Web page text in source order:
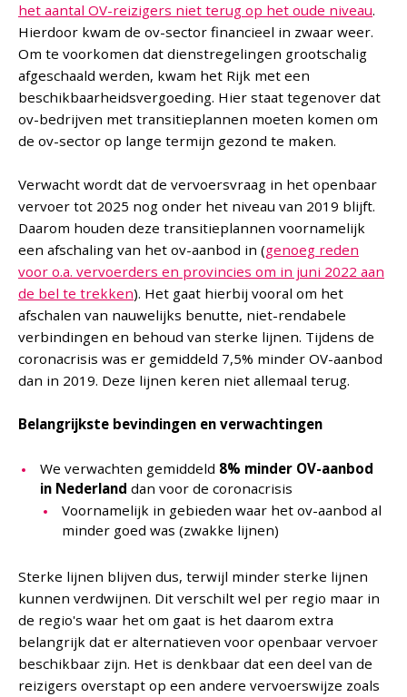
het aantal OV-reizigers niet terug op het oude niveau.
Hierdoor kwam de ov-sector financieel in zwaar weer.
Om te voorkomen dat dienstregelingen grootschalig
afgeschaald werden, kwam het Rijk met een
beschikbaarheidsvergoeding. Hier staat tegenover dat
ov-bedrijven met transitieplannen moeten komen om
de ov-sector op lange termijn gezond te maken.
Verwacht wordt dat de vervoersvraag in het openbaar
vervoer tot 2025 nog onder het niveau van 2019 blijft.
Daarom houden deze transitieplannen voornamelijk
een afschaling van het ov-aanbod in (genoeg reden
voor o.a. vervoerders en provincies om in juni 2022 aan
de bel te trekken). Het gaat hierbij vooral om het
afschalen van nauwelijks benutte, niet-rendabele
verbindingen en behoud van sterke lijnen. Tijdens de
coronacrisis was er gemiddeld 7,5% minder OV-aanbod
dan in 2019. Deze lijnen keren niet allemaal terug.
Belangrijkste bevindingen en verwachtingen
We verwachten gemiddeld 8% minder OV-aanbod
in Nederland dan voor de coronacrisis
Voornamelijk in gebieden waar het ov-aanbod al
minder goed was (zwakke lijnen)
Sterke lijnen blijven dus, terwijl minder sterke lijnen
kunnen verdwijnen. Dit verschilt wel per regio maar in
de regio's waar het om gaat is het daarom extra
belangrijk dat er alternatieven voor openbaar vervoer
beschikbaar zijn. Het is denkbaar dat een deel van de
reizigers overstapt op een andere vervoerswijze zoals